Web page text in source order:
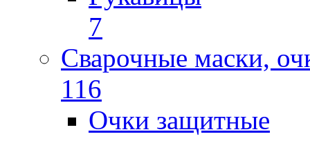
7
Сварочные маски,
116
Очки защитные